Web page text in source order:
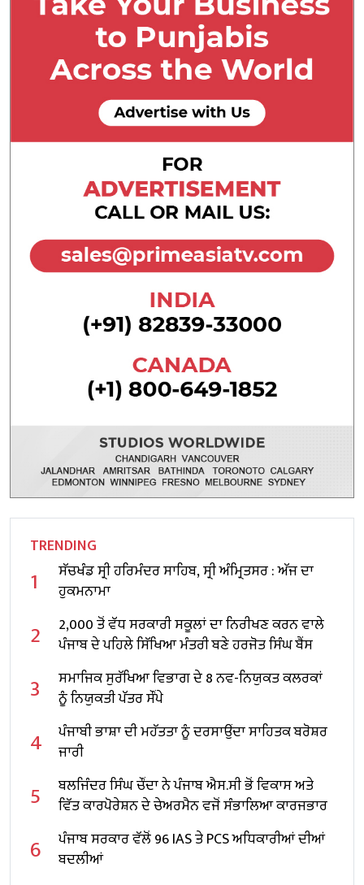
TRENDING
1
ਸੱਚਖੰਡ ਸ੍ਰੀ ਹਰਿਮੰਦਰ ਸਾਹਿਬ, ਸ੍ਰੀ ਅੰਮ੍ਰਿਤਸਰ : ਅੱਜ ਦਾ
ਹੁਕਮਨਾਮਾ
2
2,000 ਤੋਂ ਵੱਧ ਸਰਕਾਰੀ ਸਕੂਲਾਂ ਦਾ ਨਿਰੀਖਣ ਕਰਨ ਵਾਲੇ
ਪੰਜਾਬ ਦੇ ਪਹਿਲੇ ਸਿੱਖਿਆ ਮੰਤਰੀ ਬਣੇ ਹਰਜੋਤ ਸਿੰਘ ਬੈਂਸ
3
ਸਮਾਜਿਕ ਸੁਰੱਖਿਆ ਵਿਭਾਗ ਦੇ 8 ਨਵ-ਨਿਯੁਕਤ ਕਲਰਕਾਂ
ਨੂੰ ਨਿਯੁਕਤੀ ਪੱਤਰ ਸੌਂਪੇ
4
ਪੰਜਾਬੀ ਭਾਸ਼ਾ ਦੀ ਮਹੱਤਤਾ ਨੂੰ ਦਰਸਾਉਂਦਾ ਸਾਹਿਤਕ ਬਰੋਸ਼ਰ
ਜਾਰੀ
5
ਬਲਜਿੰਦਰ ਸਿੰਘ ਚੌਂਦਾ ਨੇ ਪੰਜਾਬ ਐਸ.ਸੀ ਭੋਂ ਵਿਕਾਸ ਅਤੇ
ਵਿੱਤ ਕਾਰਪੋਰੇਸ਼ਨ ਦੇ ਚੇਅਰਮੈਨ ਵਜੋਂ ਸੰਭਾਲਿਆ ਕਾਰਜਭਾਰ
6
ਪੰਜਾਬ ਸਰਕਾਰ ਵੱਲੋਂ 96 IAS ਤੇ PCS ਅਧਿਕਾਰੀਆਂ ਦੀਆਂ
ਬਦਲੀਆਂ